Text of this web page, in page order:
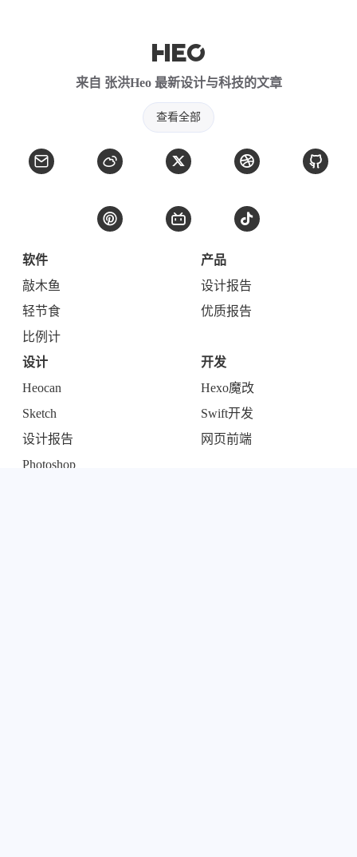
来自 张洪Heo 最新设计与科技的文章
查看全部
软件
敲木鱼
轻节食
比例计
产品
设计报告
优质报告
设计
Heocan
Sketch
设计报告
Photoshop
开发
Hexo魔改
Swift开发
网页前端